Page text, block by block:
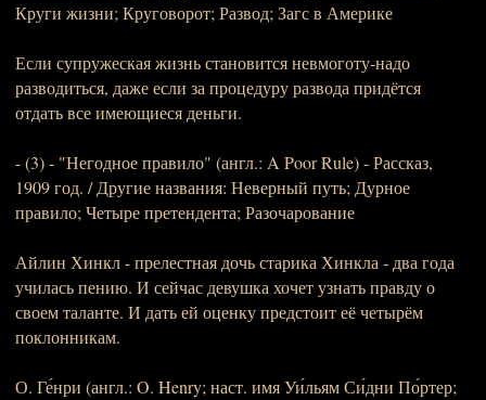
Круги жизни; Круговорот; Развод; Загс в Америке
Если супружеская жизнь становится невмоготу-надо
разводиться, даже если за процедуру развода придётся
отдать все имеющиеся деньги.
- (3) - "Негодное правило" (англ.: A Poor Rule) - Рассказ,
1909 год. / Другие названия: Неверный путь; Дурное
правило; Четыре претендента; Разочарование
Айлин Хинкл - прелестная дочь старика Хинкла - два года
училась пению. И сейчас девушка хочет узнать правду о
своем таланте. И дать ей оценку предстоит её четырём
поклонникам.
О. Ге́нри (англ.: O. Henry; наст. имя Уи́льям Си́дни По́ртер;